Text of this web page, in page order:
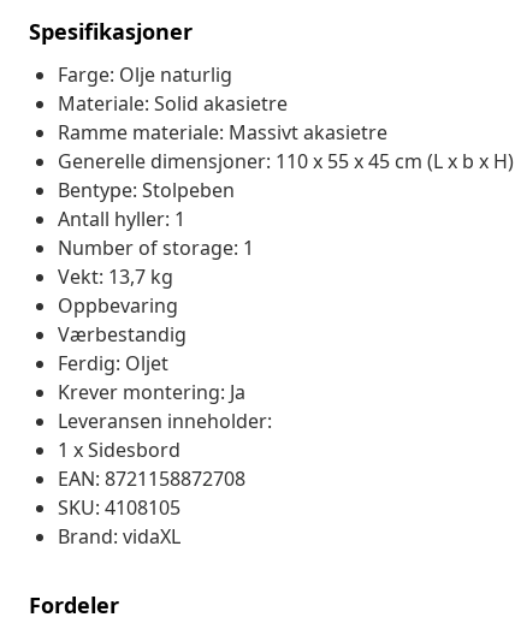
Spesifikasjoner
Farge: Olje naturlig
Materiale: Solid akasietre
Ramme materiale: Massivt akasietre
Generelle dimensjoner: 110 x 55 x 45 cm (L x b x H)
Bentype: Stolpeben
Antall hyller: 1
Number of storage: 1
Vekt: 13,7 kg
Oppbevaring
Værbestandig
Ferdig: Oljet
Krever montering: Ja
Leveransen inneholder:
1 x Sidesbord
EAN: 8721158872708
SKU: 4108105
Brand: vidaXL
Fordeler